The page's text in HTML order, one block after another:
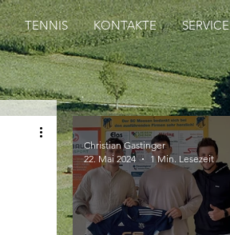
TENNIS KONTAKTE SERVICE
Christian Gastinger
22. Mai 2024
1 Min. Lesezeit